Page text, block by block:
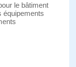
le bâtiment
équipements